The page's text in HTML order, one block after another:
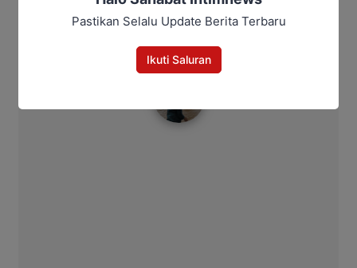
Pastikan Selalu Update Berita Terbaru
Ikuti Saluran